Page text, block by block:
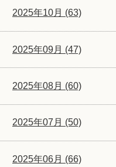
2025年10月 (63)
2025年09月 (47)
2025年08月 (60)
2025年07月 (50)
2025年06月 (66)